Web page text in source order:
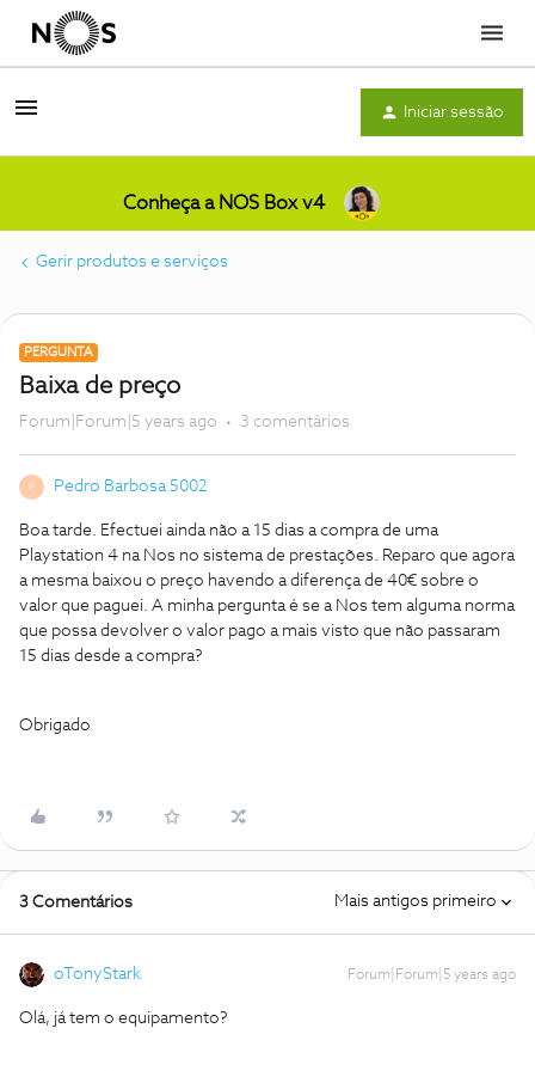
Menu
Iniciar sessão
Conheça a NOS Box v4
Gerir produtos e serviços
PERGUNTA
Baixa de preço
Forum|Forum|5 years ago 3 comentários
P Pedro Barbosa 5002
Boa tarde. Efectuei ainda não a 15 dias a compra de uma
Playstation 4 na Nos no sistema de prestações. Reparo que agora
a mesma baixou o preço havendo a diferença de 40€ sobre o
valor que paguei. A minha pergunta é se a Nos tem alguma norma
que possa devolver o valor pago a mais visto que não passaram
15 dias desde a compra?
Obrigado
3 Comentários Mais antigos primeiro
oTonyStark Forum|Forum|5 years ago
Olá, já tem o equipamento?